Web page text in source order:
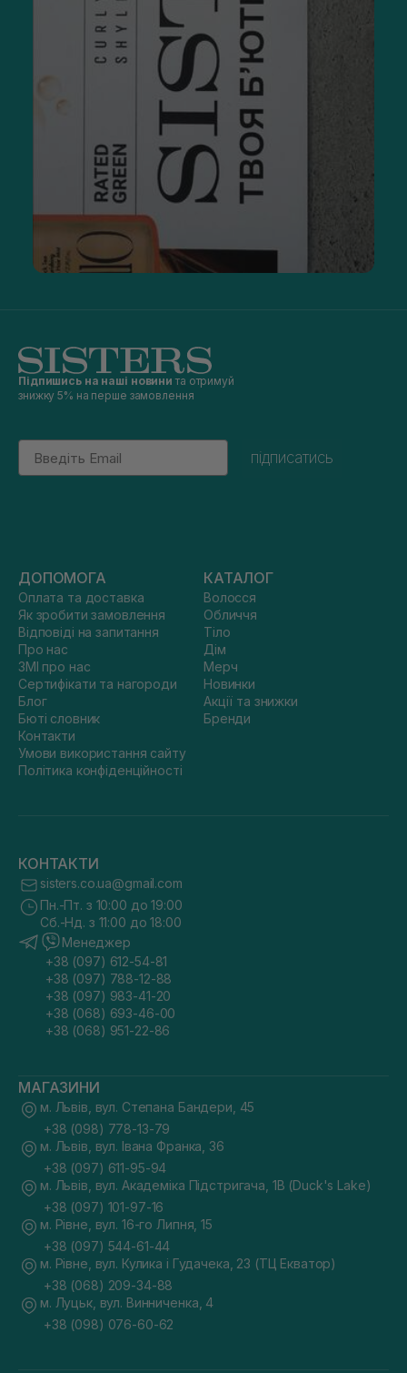
Підпишись на наші новини та отримуй
знижку 5% на перше замовлення
Email
підписатись
ДОПОМОГА
Оплата та доставка
Як зробити замовлення
Відповіді на запитання
Про нас
ЗМІ про нас
Сертифікати та нагороди
Блог
Бюті словник
Контакти
Умови використання сайту
Політика конфіденційності
КАТАЛОГ
Волосся
Обличчя
Тіло
Дім
Мерч
Новинки
Акції та знижки
Бренди
КОНТАКТИ
sisters.co.ua@gmail.com
Пн.-Пт. з 10:00 до 19:00
Сб.-Нд. з 11:00 до 18:00
Менеджер
+38 (097) 612-54-81
+38 (097) 788-12-88
+38 (097) 983-41-20
+38 (068) 693-46-00
+38 (068) 951-22-86
МАГАЗИНИ
м. Львів, вул. Степана Бандери, 45
+38 (098) 778-13-79
м. Львів, вул. Івана Франка, 36
+38 (097) 611-95-94
м. Львів, вул. Академіка Підстригача, 1В (Duck's Lake)
+38 (097) 101-97-16
м. Рівне, вул. 16-го Липня, 15
+38 (097) 544-61-44
м. Рівне, вул. Кулика і Гудачека, 23 (ТЦ Екватор)
+38 (068) 209-34-88
м. Луцьк, вул. Винниченка, 4
+38 (098) 076-60-62